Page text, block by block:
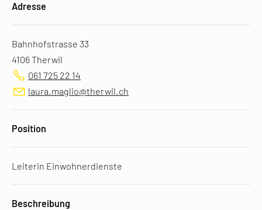
Adresse
Bahnhofstrasse 33
4106 Therwil
061 725 22 14
laura.maglio@therwil.ch
Position
Leiterin Einwohnerdienste
Beschreibung